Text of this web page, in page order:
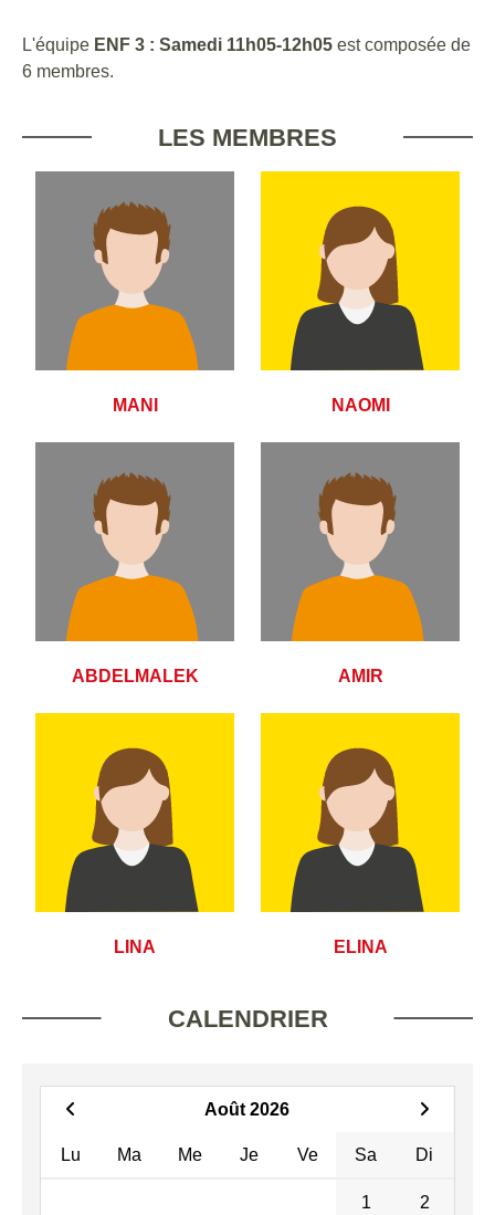
L'équipe ENF 3 : Samedi 11h05-12h05 est composée de
6 membres.
LES MEMBRES
MANI NAOMI
ABDELMALEK AMIR
LINA ELINA
CALENDRIER
Août 2026
Lu Ma Me Je Ve Sa Di
1 2